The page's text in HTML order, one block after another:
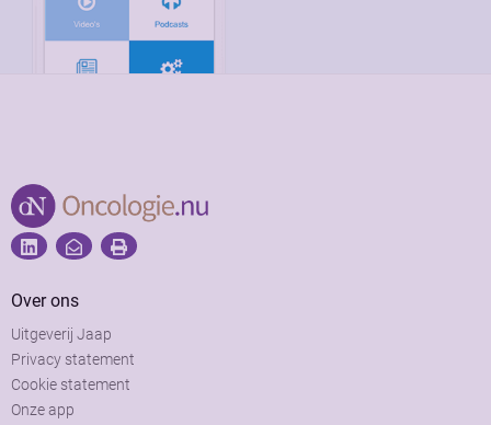
Over ons
Uitgeverij Jaap
Privacy statement
Cookie statement
Onze app